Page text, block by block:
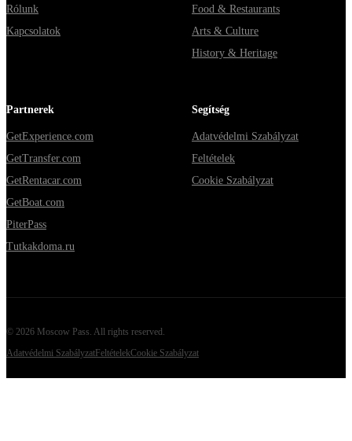
Rólunk
Kapcsolatok
Food & Restaurants
Arts & Culture
History & Heritage
Partnerek
GetExperience.com
GetTransfer.com
GetRentacar.com
GetBoat.com
PiterPass
Tutkakdoma.ru
Segítség
Adatvédelmi Szabályzat
Feltételek
Cookie Szabályzat
© 2026 Moscow Pass . All rights reserved.
Adatvédelmi SzabályzatFeltételekCookie Szabályzat